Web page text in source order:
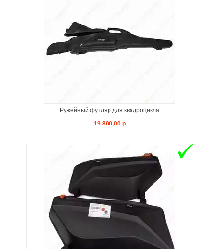
Ружейный футляр для квадроцикла
19 800,00 р